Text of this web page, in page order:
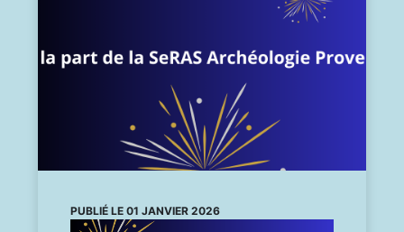
PUBLIÉ LE 01 JANVIER 2026